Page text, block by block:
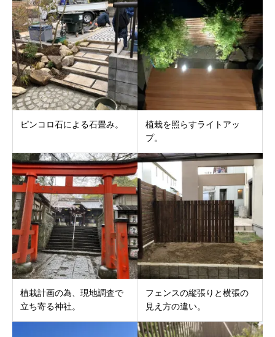
ピンコロ石による石畳み。
植栽を照らすライトアッ
プ。
植栽計画の為、現地調査で
立ち寄る神社。
フェンスの縦張りと横張の
見え方の違い。